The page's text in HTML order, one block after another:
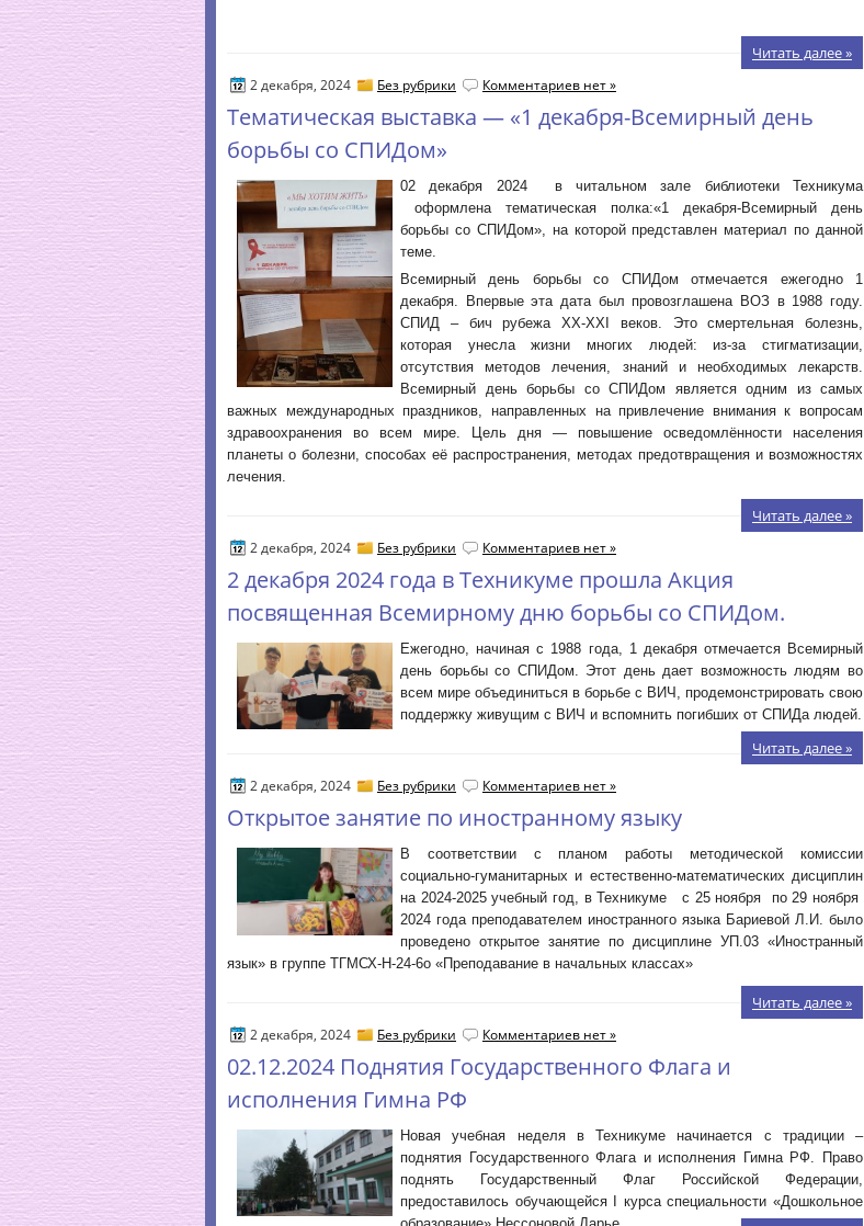
Читать далее »
2 декабря, 2024 Без рубрики Комментариев нет »
Тематическая выставка — «1 декабря-Всемирный день
борьбы со СПИДом»
02 декабря 2024 в читальном зале библиотеки Техникума
оформлена тематическая полка:«1 декабря-Всемирный день
борьбы со СПИДом», на которой представлен материал по данной
теме.
Всемирный день борьбы со СПИДом отмечается ежегодно 1
декабря. Впервые эта дата был провозглашена ВОЗ в 1988 году.
СПИД – бич рубежа XX-XXI веков. Это смертельная болезнь,
которая унесла жизни многих людей: из-за стигматизации,
отсутствия методов лечения, знаний и необходимых лекарств.
Всемирный день борьбы со СПИДом является одним из самых
важных международных праздников, направленных на привлечение внимания к вопросам
здравоохранения во всем мире. Цель дня — повышение осведомлённости населения
планеты о болезни, способах её распространения, методах предотвращения и возможностях
лечения.
Читать далее »
2 декабря, 2024 Без рубрики Комментариев нет »
2 декабря 2024 года в Техникуме прошла Акция
посвященная Всемирному дню борьбы со СПИДом.
Ежегодно, начиная с 1988 года, 1 декабря отмечается Всемирный
день борьбы со СПИДом. Этот день дает возможность людям во
всем мире объединиться в борьбе с ВИЧ, продемонстрировать свою
поддержку живущим с ВИЧ и вспомнить погибших от СПИДа людей.
Читать далее »
2 декабря, 2024 Без рубрики Комментариев нет »
Открытое занятие по иностранному языку
В соответствии с планом работы методической комиссии
социально-гуманитарных и естественно-математических дисциплин
на 2024-2025 учебный год, в Техникуме с 25 ноября по 29 ноября
2024 года преподавателем иностранного языка Бариевой Л.И. было
проведено открытое занятие по дисциплине УП.03 «Иностранный
язык» в группе ТГМСХ-Н-24-6о «Преподавание в начальных классах»
Читать далее »
2 декабря, 2024 Без рубрики Комментариев нет »
02.12.2024 Поднятия Государственного Флага и
исполнения Гимна РФ
Новая учебная неделя в Техникуме начинается с традиции –
поднятия Государственного Флага и исполнения Гимна РФ. Право
поднять Государственный Флаг Российской Федерации,
предоставилось обучающейся I курса специальности «Дошкольное